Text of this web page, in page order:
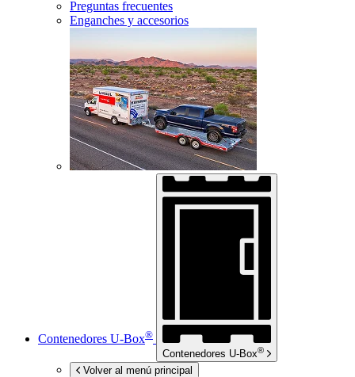
Preguntas frecuentes
Enganches y accesorios
Contenedores U-Box®
Contenedores U-Box®
Volver al menú principal